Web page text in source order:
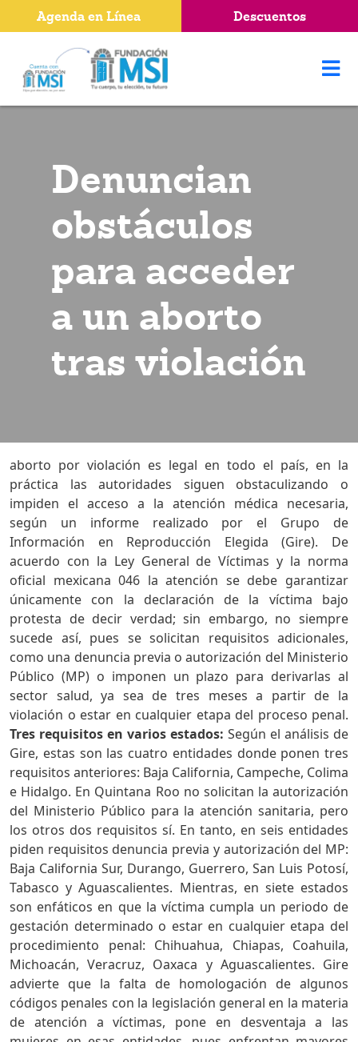
Denuncian
obstáculos
para acceder
a un aborto
tras violación
aborto por violación es legal en todo el país, en la
práctica las autoridades siguen obstaculizando o
impiden el acceso a la atención médica necesaria,
según un informe realizado por el Grupo de
Información en Reproducción Elegida (Gire). De
acuerdo con la Ley General de Víctimas y la norma
oficial mexicana 046 la atención se debe garantizar
únicamente con la declaración de la víctima bajo
protesta de decir verdad; sin embargo, no siempre
sucede así, pues se solicitan requisitos adicionales,
como una denuncia previa o autorización del Ministerio
Público (MP) o imponen un plazo para derivarlas al
sector salud, ya sea de tres meses a partir de la
violación o estar en cualquier etapa del proceso penal.
Tres requisitos en varios estados: Según el análisis de
Gire, estas son las cuatro entidades donde ponen tres
requisitos anteriores: Baja California, Campeche, Colima
e Hidalgo. En Quintana Roo no solicitan la autorización
del Ministerio Público para la atención sanitaria, pero
los otros dos requisitos sí. En tanto, en seis entidades
piden requisitos denuncia previa y autorización del MP:
Baja California Sur, Durango, Guerrero, San Luis Potosí,
Tabasco y Aguascalientes. Mientras, en siete estados
son enfáticos en que la víctima cumpla un periodo de
gestación determinado o estar en cualquier etapa del
procedimiento penal: Chihuahua, Chiapas, Coahuila,
Michoacán, Veracruz, Oaxaca y Aguascalientes. Gire
advierte que la falta de homologación de algunos
códigos penales con la legislación general en la materia
de atención a víctimas, pone en desventaja a las
Agenda en Línea Descuentos